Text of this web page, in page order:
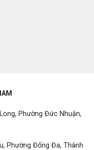
Phường Đức Nhuận,
Phường Đống Đa, Thành